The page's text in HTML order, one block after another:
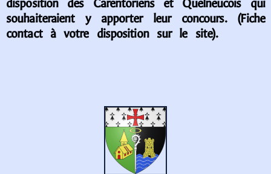
disposition des Carentoriens et Quelneucois qui
souhaiteraient y apporter leur concours. (Fiche
contact à votre disposition sur le site).